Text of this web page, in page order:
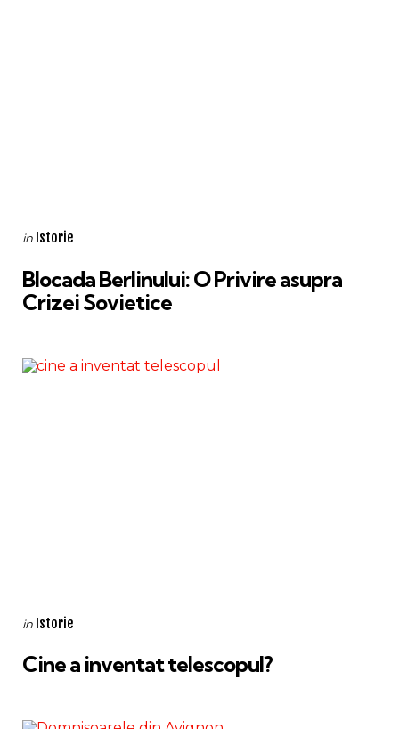
Categories
Posted
in Istorie
Blocada Berlinului: O Privire asupra
Crizei Sovietice
Categories
Posted
in Istorie
Cine a inventat telescopul?